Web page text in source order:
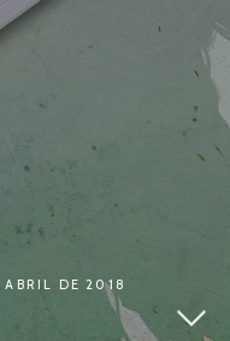
ABRIL DE 2018